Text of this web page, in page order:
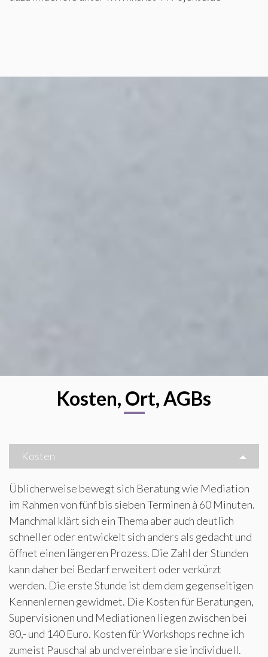
Kosten, Ort, AGBs
Kosten
Üblicherweise bewegt sich Beratung wie Mediation
im Rahmen von fünf bis sieben Terminen à 60 Minuten.
Manchmal klärt sich ein Thema aber auch deutlich
schneller oder entwickelt sich anders als gedacht und
öffnet einen längeren Prozess. Die Zahl der Stunden
kann daher bei Bedarf erweitert oder verkürzt
werden. Die erste Stunde ist dem dem gegenseitigen
Kennenlernen gewidmet. Die Kosten für Beratungen,
Supervisionen und Mediationen liegen zwischen bei
80,- und 140 Euro. Kosten für Workshops rechne ich
zumeist Pauschal ab und vereinbare sie individuell.